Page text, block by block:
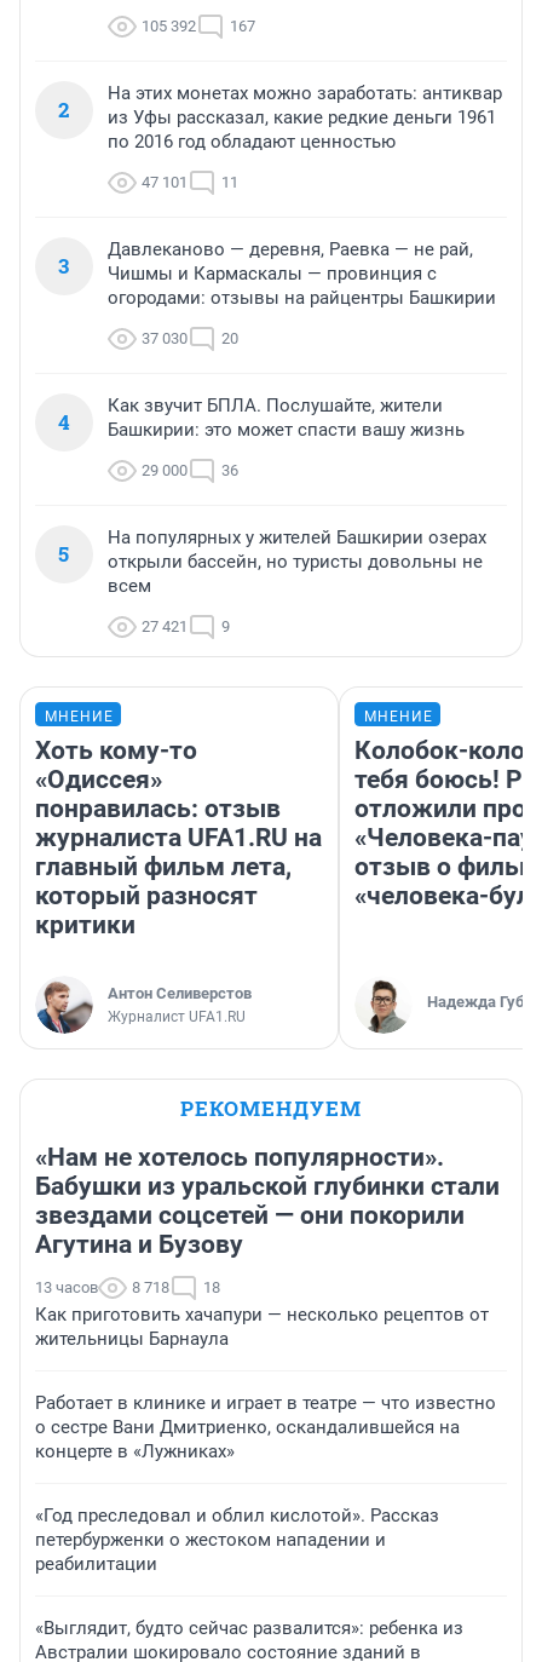
105 392 167
2
На этих монетах можно заработать: антиквар
из Уфы рассказал, какие редкие деньги 1961
по 2016 год обладают ценностью
47 101 11
3
Давлеканово — деревня, Раевка — не рай,
Чишмы и Кармаскалы — провинция с
огородами: отзывы на райцентры Башкирии
37 030 20
4
Как звучит БПЛА. Послушайте, жители
Башкирии: это может спасти вашу жизнь
29 000 36
5
На популярных у жителей Башкирии озерах
открыли бассейн, но туристы довольны не
всем
27 421 9
МНЕНИЕ
Хоть кому-то
«Одиссея»
понравилась: отзыв
журналиста UFA1.RU на
главный фильм лета,
который разносят
критики
Антон Селиверстов
Журналист UFA1.RU
МНЕНИЕ
Колобок-
тебя боюсь!
отложили
«Человека-
отзыв о
«человека-
Надежда
РЕКОМЕНДУЕМ
«Нам не хотелось популярности».
Бабушки из уральской глубинки стали
звездами соцсетей — они покорили
Агутина и Бузову
13 часов 8 718 18
Как приготовить хачапури — несколько рецептов от
жительницы Барнаула
Работает в клинике и играет в театре — что известно
о сестре Вани Дмитриенко, оскандалившейся на
концерте в «Лужниках»
«Год преследовал и облил кислотой». Рассказ
петербурженки о жестоком нападении и
реабилитации
«Выглядит, будто сейчас развалится»: ребенка из
Австралии шокировало состояние зданий в